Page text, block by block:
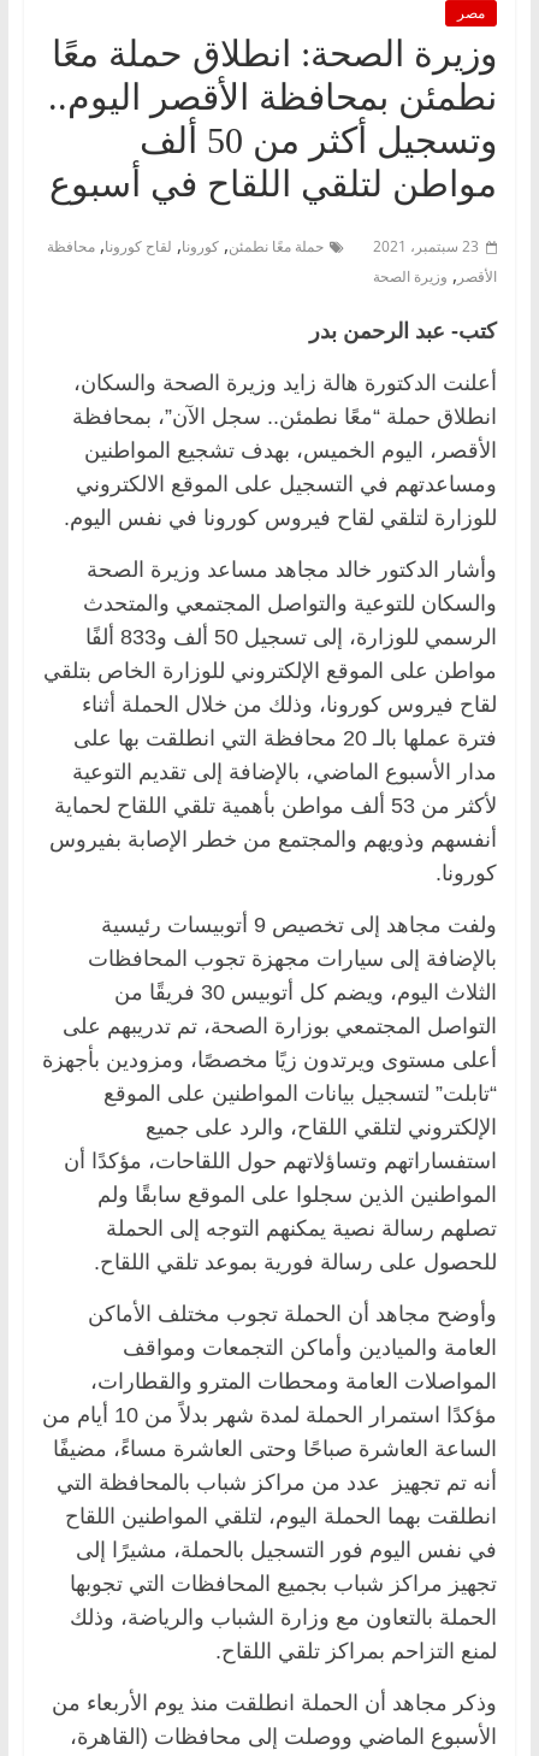
مصر
وزيرة الصحة: انطلاق حملة معًا
نطمئن بمحافظة الأقصر اليوم..
وتسجيل أكثر من 50 ألف
مواطن لتلقي اللقاح في أسبوع
23 سبتمبر، 2021 حملة معًا نطمئن, كورونا, لقاح كورونا, محافظة
الأقصر , وزيرة الصحة
كتب- عبد الرحمن بدر
أعلنت الدكتورة هالة زايد وزيرة الصحة والسكان،
انطلاق حملة “معًا نطمئن.. سجل الآن”، بمحافظة
الأقصر، اليوم الخميس، بهدف تشجيع المواطنين
ومساعدتهم في التسجيل على الموقع الالكتروني
للوزارة لتلقي لقاح فيروس كورونا في نفس اليوم.
وأشار الدكتور خالد مجاهد مساعد وزيرة الصحة
والسكان للتوعية والتواصل المجتمعي والمتحدث
الرسمي للوزارة، إلى تسجيل 50 ألف و833 ألفًا
مواطن على الموقع الإلكتروني للوزارة الخاص بتلقي
لقاح فيروس كورونا، وذلك من خلال الحملة أثناء
فترة عملها بالـ 20 محافظة التي انطلقت بها على
مدار الأسبوع الماضي، بالإضافة إلى تقديم التوعية
لأكثر من 53 ألف مواطن بأهمية تلقي اللقاح لحماية
أنفسهم وذويهم والمجتمع من خطر الإصابة بفيروس
كورونا.
ولفت مجاهد إلى تخصيص 9 أتوبيسات رئيسية
بالإضافة إلى سيارات مجهزة تجوب المحافظات
الثلاث اليوم، ويضم كل أتوبيس 30 فريقًا من
التواصل المجتمعي بوزارة الصحة، تم تدريبهم على
أعلى مستوى ويرتدون زيًا مخصصًا، ومزودين بأجهزة
“تابلت” لتسجيل بيانات المواطنين على الموقع
الإلكتروني لتلقي اللقاح، والرد على جميع
استفساراتهم وتساؤلاتهم حول اللقاحات، مؤكدًا أن
المواطنين الذين سجلوا على الموقع سابقًا ولم
تصلهم رسالة نصية يمكنهم التوجه إلى الحملة
للحصول على رسالة فورية بموعد تلقي اللقاح.
وأوضح مجاهد أن الحملة تجوب مختلف الأماكن
العامة والميادين وأماكن التجمعات ومواقف
المواصلات العامة ومحطات المترو والقطارات،
مؤكدًا استمرار الحملة لمدة شهر بدلاً من 10 أيام من
الساعة العاشرة صباحًا وحتى العاشرة مساءً، مضيفًا
أنه تم تجهيز عدد من مراكز شباب بالمحافظة التي
انطلقت بهما الحملة اليوم، لتلقي المواطنين اللقاح
في نفس اليوم فور التسجيل بالحملة، مشيرًا إلى
تجهيز مراكز شباب بجميع المحافظات التي تجوبها
الحملة بالتعاون مع وزارة الشباب والرياضة، وذلك
لمنع التزاحم بمراكز تلقي اللقاح.
وذكر مجاهد أن الحملة انطلقت منذ يوم الأربعاء من
الأسبوع الماضي ووصلت إلى محافظات (القاهرة،